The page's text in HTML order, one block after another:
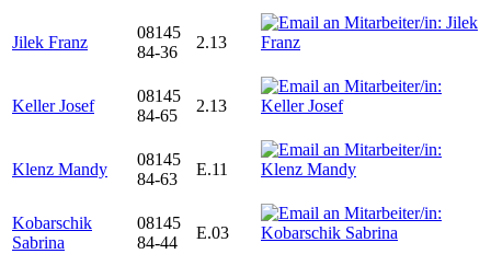
Jilek Franz
08145
84-36
2.13
Keller Josef
08145
84-65
2.13
Klenz Mandy
08145
84-63
E.11
Kobarschik
Sabrina
08145
84-44
E.03